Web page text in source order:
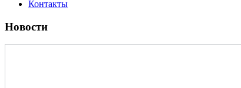
Контакты
Новости